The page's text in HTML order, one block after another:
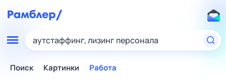
аутстаффинг, лизинг персонала
Поиск Картинки Работа